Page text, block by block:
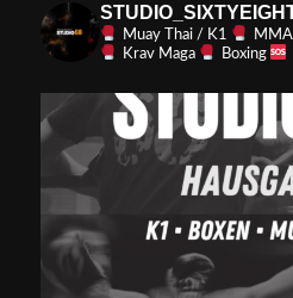
Muay Thai / K1 MMA
Krav Maga
Boxing